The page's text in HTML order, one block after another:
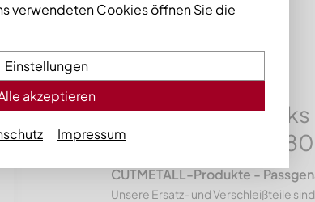
Gegenmesser
Line, Ausführung
CUTMETALL-Produkte -
Unsere Ersatz- und Verschleißteile
verwendeten Cookies öffnen Sie die
Einstellungen
akzeptieren
Impressum